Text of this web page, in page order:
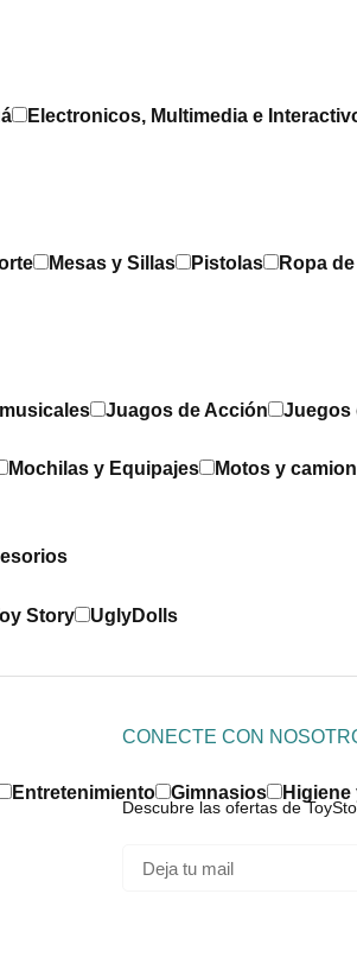
Electronicos, Multimedia e
Mesas y Sillas Pistolas Ropa
Juagos de Acción Juegos
Mochilas y Equipajes Motos y
Story
UglyDolls
Entretenimiento Gimnasios
CONECTE CON
Descubre las ofertas de